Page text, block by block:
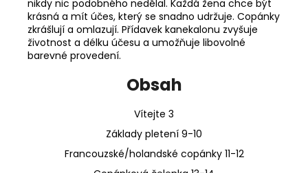
nikdy nic podobného nedělal. Každá žena chce být
krásná a mít účes, který se snadno udržuje. Copánky
zkrášlují a omlazují. Přídavek kanekalonu zvyšuje
životnost a délku účesu a umožňuje libovolné
barevné provedení.
Obsah
Vítejte 3
Základy pletení 9-10
Francouzské/holandské copánky 11-12